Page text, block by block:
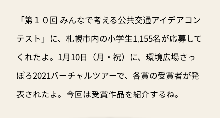
「第１０回 みんなで考える公共交通アイデアコン
テスト」に、札幌市内の小学生1,155名が応募して
くれたよ。1月10日（月・祝）に、環境広場さっ
ぽろ2021バーチャルツアーで、各賞の受賞者が発
表されたよ。今回は受賞作品を紹介するね。